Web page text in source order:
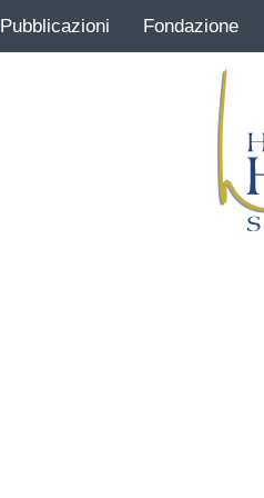
Pubblicazioni Fondazione